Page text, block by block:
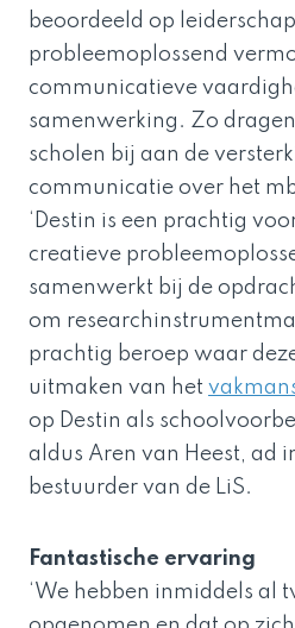
beoordeeld op
probleemoplossend
communicatieve
samenwerking. Zo
scholen bij aan de
communicatie over het
‘Destin is een prachtig
creatieve
samenwerkt bij de
om
prachtig beroep waar
uitmaken van het
op Destin als
aldus Aren van Heest, ad
bestuurder van de LiS.
Fantastische ervaring
‘We hebben inmiddels al